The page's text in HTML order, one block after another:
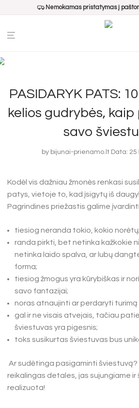
Nemokamas pristatymas į
PASIDARYK PATS:
kelios gudrybės,
savo
by bijunai-prienamo.lt Data: 25
Kodėl vis dažniau žmonės renkasi
patys, vietoje to, kad įsigytų iš
Pagrindines priežastis galime
tiesiog neranda tokio, kokio norėtų;
randa pirkti, bet netinka kažkokie
netinka laido spalva, ar lubų
forma;
tiesiog žmogus yra kūrybiškas ir
savo fantazijai;
noras atnaujinti ar perdaryti turimą
gal ir ne visais atvejais, tačiau
šviestuvas yra pigesnis;
toks susikurtas šviestuvas bus
Ar sudėtinga pasigaminti šviestuvą?
reikalingas detales, jas sujungiame ir
realizuota!